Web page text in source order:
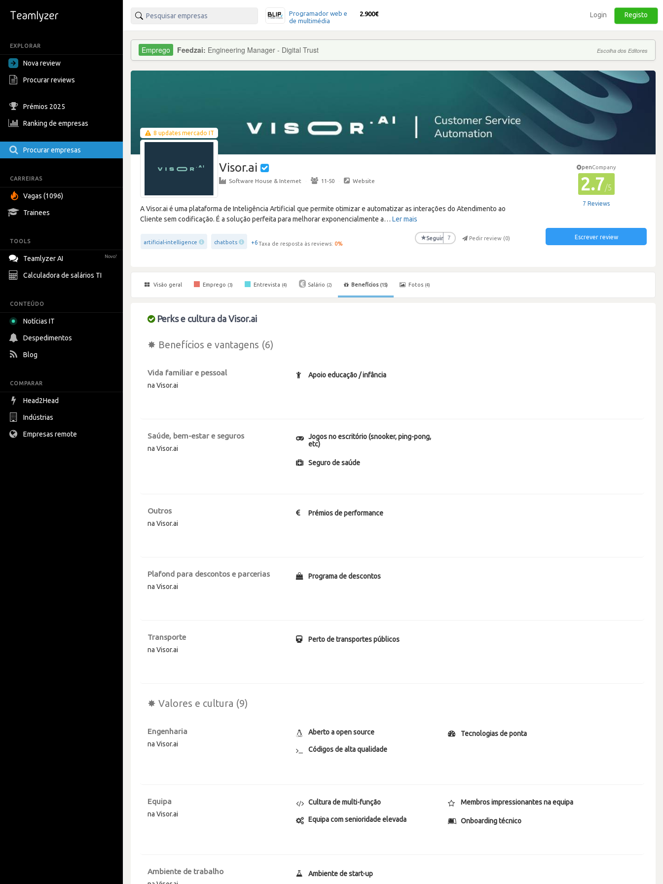
EXPLORAR
Nova review
Procurar reviews
Prémios 2025
Ranking de empresas
Procurar empresas
CARREIRAS
Vagas (1096)
Trainees
TOOLS
Teamlyzer AI Novo!
Calculadora de salários TI
CONTEÚDO
Notícias IT
Despedimentos
Blog
COMPARAR
Head2Head
Indústrias
Empresas remote
Programador web e
de multimédia
2.900€ Login Registo
Feedzai: Engineering Manager - Digital Trust Escolha dos Editores
8 updates mercado IT
Visor.ai
Software House & Internet · 11-50 · Website
A Visor.ai é uma plataforma de Inteligência Artificial que permite otimizar e automatizar as interações do Atendimento ao
Cliente sem codificação. É a solução perfeita para melhorar exponencialmente a… Ler mais
artificial-intelligence chatbots +6Taxa de resposta às reviews: 0%
★Seguir 7 Pedir review (0)
penCompany
2.7/5
7 Reviews
Escrever review
Visão geral Emprego (3) Entrevista (4) Salário (2) Benefícios (15) Fotos (4)
Perks e cultura da Visor.ai
✸ Benefícios e vantagens (6)
Vida familiar e pessoal
na Visor.ai
Apoio educação / infância
Saúde, bem-estar e seguros
na Visor.ai
Jogos no escritório (snooker, ping-pong,
etc)
Seguro de saúde
Outros
na Visor.ai
Prémios de performance
Plafond para descontos e parcerias
na Visor.ai
Programa de descontos
Transporte
na Visor.ai
Perto de transportes públicos
✸ Valores e cultura (9)
Engenharia
na Visor.ai
Aberto a open source
Códigos de alta qualidade
Tecnologias de ponta
Equipa
na Visor.ai
Cultura de multi-função
Equipa com senioridade elevada
Membros impressionantes na equipa
Onboarding técnico
Ambiente de trabalho Ambiente de start-up